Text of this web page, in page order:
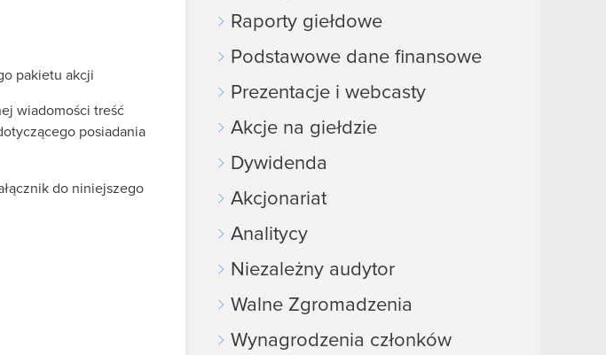
pakietu akcji
wiadomości treść
posiadania
do niniejszego
Raporty giełdowe
Podstawowe dane finansowe
Prezentacje i webcasty
Akcje na giełdzie
Dywidenda
Akcjonariat
Analitycy
Niezależny audytor
Walne Zgromadzenia
Wynagrodzenia członków